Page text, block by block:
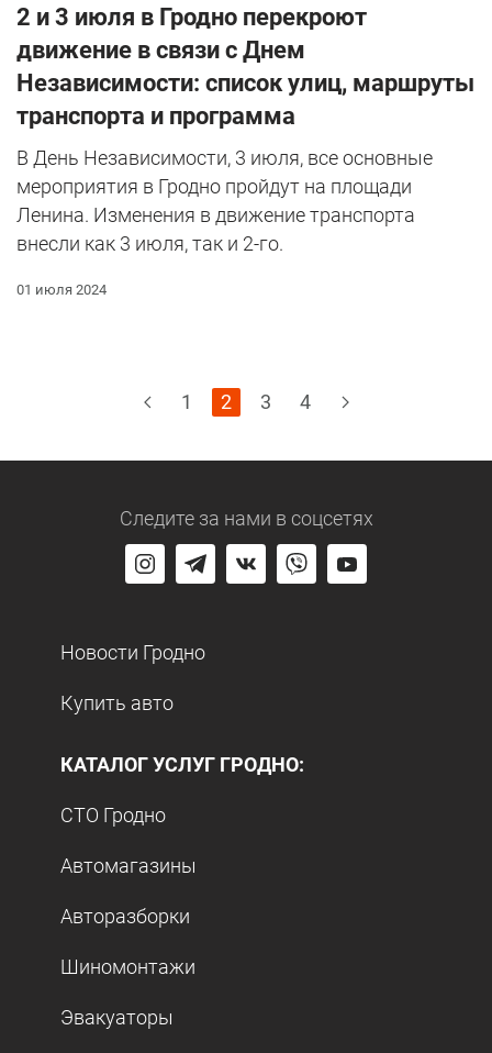
2 и 3 июля в Гродно перекроют
движение в связи с Днем
Независимости: список улиц, маршруты
транспорта и программа
В День Независимости, 3 июля, все основные
мероприятия в Гродно пройдут на площади
Ленина. Изменения в движение транспорта
внесли как 3 июля, так и 2-го.
01 июля 2024
1 2 3 4
Следите за нами в соцсетях
Новости Гродно
Купить авто
КАТАЛОГ УСЛУГ ГРОДНО:
СТО Гродно
Автомагазины
Авторазборки
Шиномонтажи
Эвакуаторы